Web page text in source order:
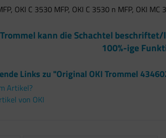
OKI C 3530 MFP, OKI C 3530 n MFP, OKI MC
kann die Schachtel
100%-ige
Links zu "Original OKI Trommel
Artikel?
von OKI